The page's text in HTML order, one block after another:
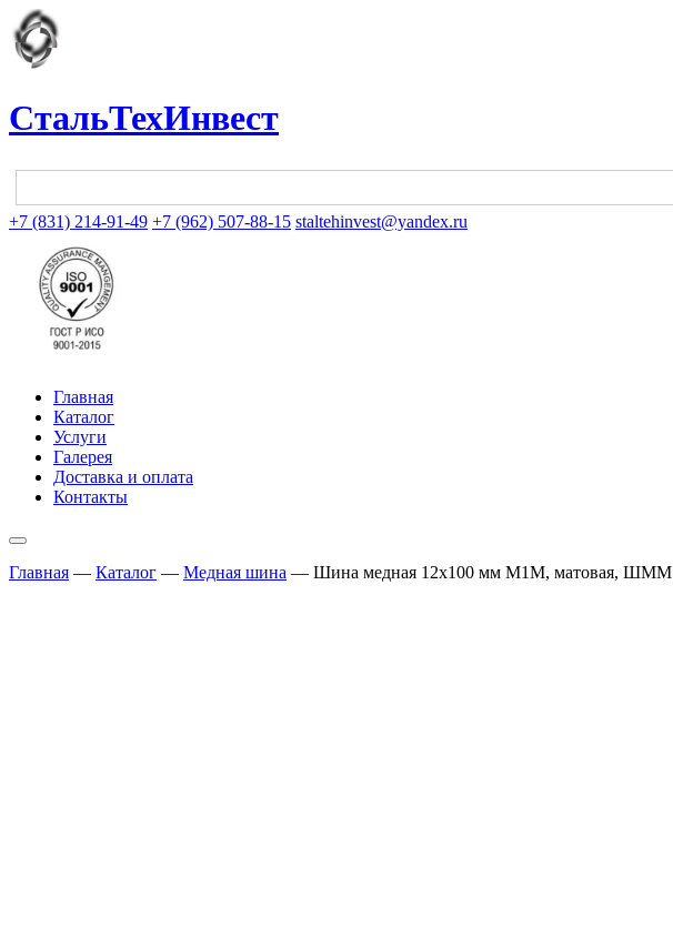
СтальТехИнвест
+7 (831) 214-91-49 +7 (962) 507-88-15 staltehinvest@yandex.ru
Главная
Каталог
Услуги
Галерея
Доставка и оплата
Контакты
Главная — Каталог — Медная шина — Шина медная 12х100 мм М1М, матовая, ШММ